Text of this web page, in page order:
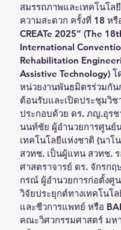
สมรรถภาพและเทคโนโล
ความสะดวก ครั้งที่ 18 หรื
CREATe 2025” (The
International
Rehabilitation
Assistive Technology)
หน่วยงานพันธมิตรร่วมกัน
ต้อนรับและเปิดประชุมวิช
ประกอบด้วย ดร. ภญ.อุรช
นนท์ชัย ผู้อำนวยการศูนย์
เทคโนโลยีแห่งชาติ (นาโ
สวทช. เป็นผู้แทน สวทช. ร
ศาสตราจารย์ ดร. จักรก
กรณ์ ผู้อำนวยการก่อตั้งศู
วิจัยประยุกต์ทางเทคโนโ
และชีวการแพทย์ หรือ
คณะวิศวกรรมศาสตร์ มห